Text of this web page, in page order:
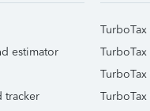
estimator
tracker
TurboTax